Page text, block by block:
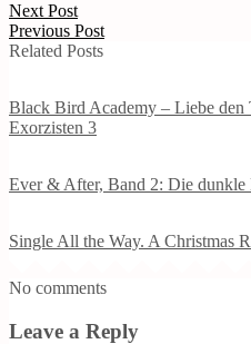
Next Post
Previous Post
Related Posts
Black Bird Academy – Liebe den
Exorzisten 3
Ever & After, Band 2: Die dunkle
Single All the Way. A Christmas
No comments
Leave a Reply